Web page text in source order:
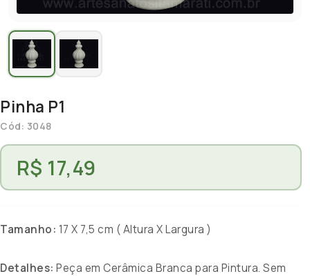
Pinha P1
Cód: 3048
R$ 17,49
Tamanho: 17 X 7,5 cm ( Altura X Largura )
Detalhes: Peça em Cerâmica Branca para Pintura. Sem